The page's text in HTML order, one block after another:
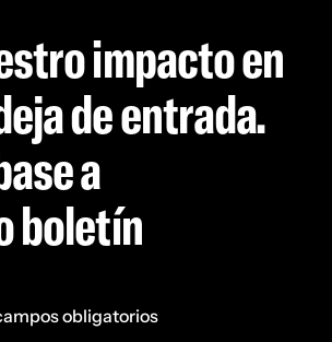
impacto en
de entrada.
a
boletín
obligatorios